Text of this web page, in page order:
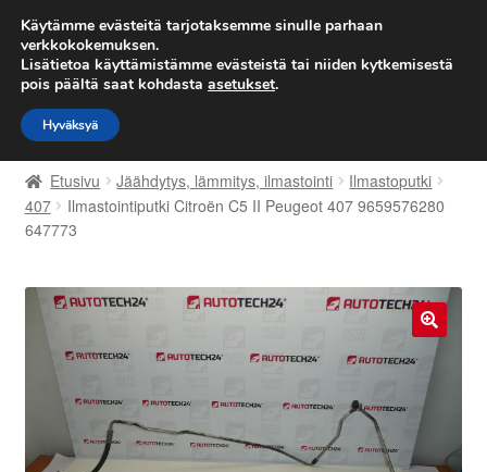
TOIMITUS alkaen 7 EUR
Siirry
navigointiin
Siirry
sisältöön
Etusivu
Kärry
Kuljetus
Maailmanlaajuinen toimitus
Maksut
Etusivu Jäähdytys, lämmitys, ilmastointi
Ilmastoputki
407
Ilmastointiputki Citroën C5 II Peugeot 407 9659576280
647773
🔍
Käytämme evästeitä tarjotaksemme sinulle parhaan
verkkokokemuksen.
Lisätietoa käyttämistämme evästeistä tai niiden kytkemisestä
pois päältä saat kohdasta asetukset.
Hyväksyä